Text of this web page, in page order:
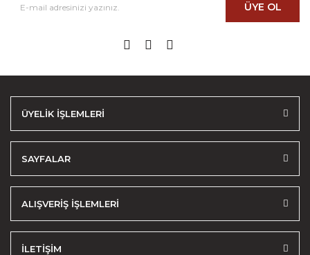
ÜYE OL
ÜYELİK İŞLEMLERİ
SAYFALAR
ALIŞVERİŞ İŞLEMLERİ
İLETİŞİM